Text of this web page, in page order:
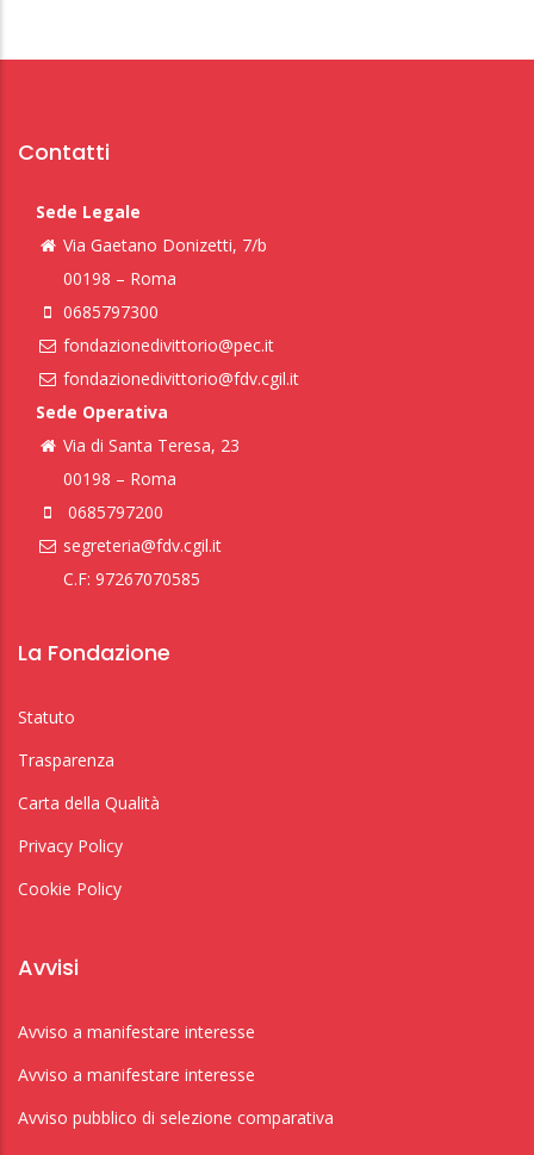
Contatti
Sede Legale
Via Gaetano Donizetti, 7/b
00198 – Roma
0685797300
fondazionedivittorio@pec.it
fondazionedivittorio@fdv.cgil.it
Sede Operativa
Via di Santa Teresa, 23
00198 – Roma
0685797200
segreteria@fdv.cgil.it
C.F: 97267070585
La Fondazione
Statuto
Trasparenza
Carta della Qualità
Privacy Policy
Cookie Policy
Avvisi
Avviso a manifestare interesse
Avviso a manifestare interesse
Avviso pubblico di selezione comparativa